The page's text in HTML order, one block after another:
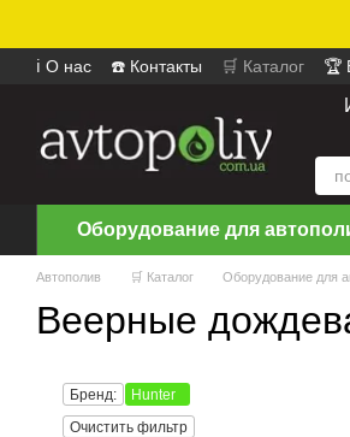
ℹ️ О нас ☎️ Контакты 🛒 Каталог 🏆
Оборудование для
Автополив 🛒 Каталог Оборудование для
Веерные
Бренд:
Hunter
Очистить фильтр